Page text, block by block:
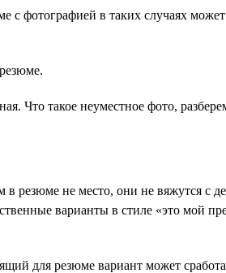
фотографией в таких случаях может
Что такое неуместное фото,
резюме не место, они не вяжутся с
варианты в стиле «это мой
для резюме вариант может